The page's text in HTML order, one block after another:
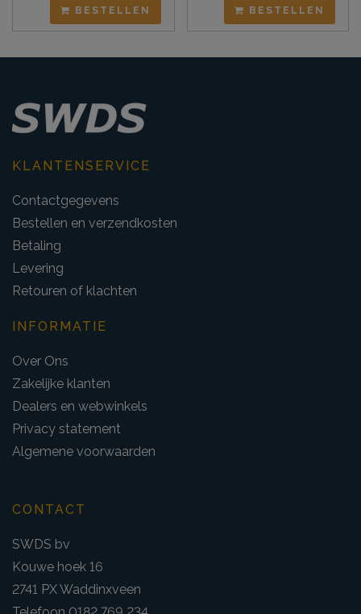
BESTELLEN BESTELLEN
KLANTENSERVICE
Contactgegevens
Bestellen en verzendkosten
Betaling
Levering
Retouren of klachten
INFORMATIE
Over Ons
Zakelijke klanten
Dealers en webwinkels
Privacy statement
Algemene voorwaarden
CONTACT
SWDS bv
Kouwe hoek 16
2741 PX Waddinxveen